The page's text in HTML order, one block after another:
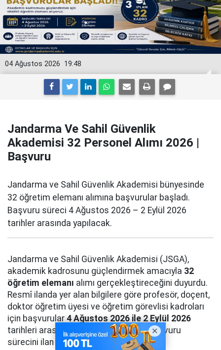
19:48
04 Ağustos 2026
Jandarma Ve Sahil Güvenlik
Akademisi 32 Personel Alımı 2026 |
Başvuru
Jandarma ve Sahil Güvenlik Akademisi bünyesinde
32 öğretim elemanı alımına başvurular başladı.
Başvuru süreci 4 Ağustos 2026 – 2 Eylül 2026
tarihler arasında yapılacak.
Jandarma ve Sahil Güvenlik Akademisi (JSGA),
akademik kadrosunu güçlendirmek amacıyla 32
öğretim elemanı alımı gerçekleştireceğini duyurdu.
Resmî ilanda yer alan bilgilere göre profesör, doçent,
doktor öğretim üyesi ve öğretim görevlisi kadroları
için başvurular4 Ağustos 2026 ile 2 Eylül 2026
tarihleri arasında alınacak. Adayların başvuru
sürecini ilan hükümlerine uygun şekilde